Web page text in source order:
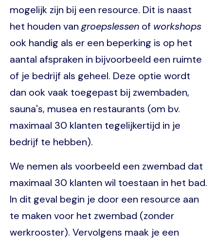
mogelijk zijn bij een resource. Dit is naast
het houden van groepslessen of workshops
ook handig als er een beperking is op het
aantal afspraken in bijvoorbeeld een ruimte
of je bedrijf als geheel. Deze optie wordt
dan ook vaak toegepast bij zwembaden,
sauna's, musea en restaurants (om bv.
maximaal 30 klanten tegelijkertijd in je
bedrijf te hebben).
We nemen als voorbeeld een zwembad dat
maximaal 30 klanten wil toestaan in het bad.
In dit geval begin je door een resource aan
te maken voor het zwembad (zonder
werkrooster). Vervolgens maak je een